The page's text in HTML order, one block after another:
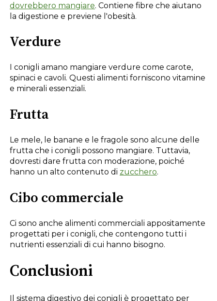
dovrebbero mangiare. Contiene fibre che aiutano
la digestione e previene l'obesità.
Verdure
I conigli amano mangiare verdure come carote,
spinaci e cavoli. Questi alimenti forniscono vitamine
e minerali essenziali.
Frutta
Le mele, le banane e le fragole sono alcune delle
frutta che i conigli possono mangiare. Tuttavia,
dovresti dare frutta con moderazione, poiché
hanno un alto contenuto di zucchero.
Cibo commerciale
Ci sono anche alimenti commerciali appositamente
progettati per i conigli, che contengono tutti i
nutrienti essenziali di cui hanno bisogno.
Conclusioni
Il sistema digestivo dei conigli è progettato per